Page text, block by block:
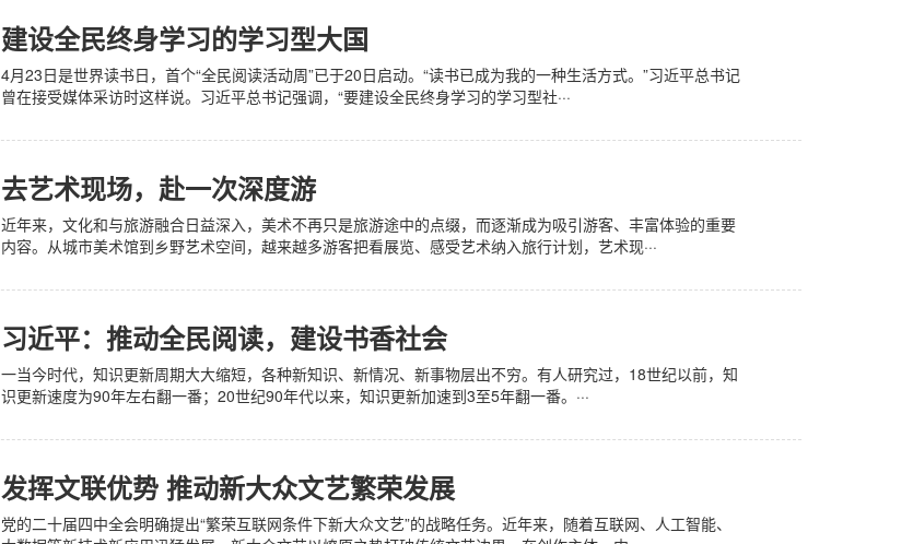
建设全民终身学习的学习型大国
4月23日是世界读书日，首个“全民阅读活动周”已于20日启动。“读书已成为我的一种生活方式。”习近平总书记
曾在接受媒体采访时这样说。习近平总书记强调，“要建设全民终身学习的学习型社···
去艺术现场，赴一次深度游
近年来，文化和与旅游融合日益深入，美术不再只是旅游途中的点缀，而逐渐成为吸引游客、丰富体验的重要
内容。从城市美术馆到乡野艺术空间，越来越多游客把看展览、感受艺术纳入旅行计划，艺术现···
习近平：推动全民阅读，建设书香社会
一当今时代，知识更新周期大大缩短，各种新知识、新情况、新事物层出不穷。有人研究过，18世纪以前，知
识更新速度为90年左右翻一番；20世纪90年代以来，知识更新加速到3至5年翻一番。···
发挥文联优势 推动新大众文艺繁荣发展
党的二十届四中全会明确提出“繁荣互联网条件下新大众文艺”的战略任务。近年来，随着互联网、人工智能、